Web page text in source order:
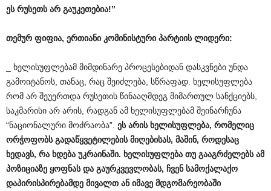
ეს რუსეთს არ გაუკეთებია!”
თემურ ფიფია, ერთიანი კომინისტური პარტიის ლიდერი:
_ ხელისუფლებამ მიმდინარე პროცესებიდან დასკვნები უნდა
გამოიტანოს, თანაც, რაც შეიძლება, სწრაფად. ხელისუფლება
რომ არ შეუერთდა რუსეთის წინააღმდეგ მიმართულ სანქციებს,
საკმარისი არ არის, რადგან ამ ხელისუფლებამ შეინარჩუნა
“ნაციონალური მოძრაობა”. ეს არის ხელისუფლება, რომელიც
ორჭოფობს გადაწყვეტილების მიღებისას, მაშინ, როდესაც
ხედავს, რა ხდება უკრაინაში. ხელისუფლება თუ გააგრძელებს ამ
პოზიციაზე ყოფნას და გაურკვევლობას, ჩვენ სამოქალაქო
დაპირისპირებამდე მივალთ ან იმავე მდგომარეობაში